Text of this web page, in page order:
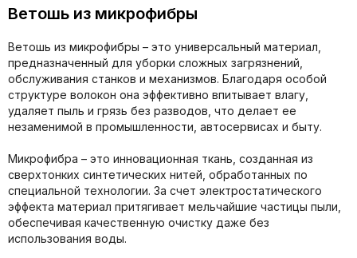
Ветошь из микрофибры
Ветошь из микрофибры – это универсальный материал,
предназначенный для уборки сложных загрязнений,
обслуживания станков и механизмов. Благодаря особой
структуре волокон она эффективно впитывает влагу,
удаляет пыль и грязь без разводов, что делает ее
незаменимой в промышленности, автосервисах и быту.
Микрофибра – это инновационная ткань, созданная из
сверхтонких синтетических нитей, обработанных по
специальной технологии. За счет электростатического
эффекта материал притягивает мельчайшие частицы пыли,
обеспечивая качественную очистку даже без
использования воды.